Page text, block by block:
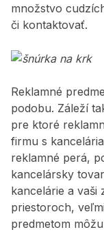
množstvo
či kontaktovať.
Reklamné
podobu. Záleží
pre ktoré
firmu s
reklamné perá,
kancelársky
kancelárie a vaši
priestoroch,
predmetom